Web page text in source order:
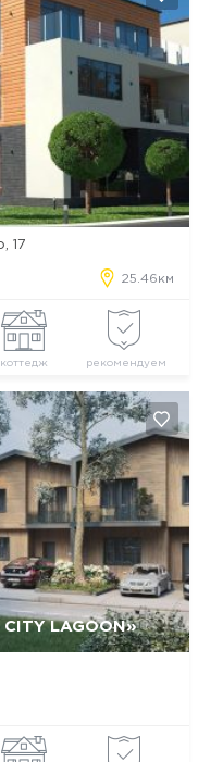
17
25.46км
коттедж рекомендуем
LAGOON»